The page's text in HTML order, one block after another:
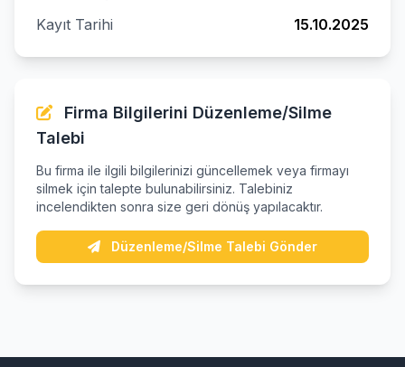
Kayıt Tarihi
15.10.2025
Firma Bilgilerini Düzenleme/Silme
Talebi
Bu firma ile ilgili bilgilerinizi güncellemek veya firmayı
silmek için talepte bulunabilirsiniz. Talebiniz
incelendikten sonra size geri dönüş yapılacaktır.
Düzenleme/Silme Talebi Gönder